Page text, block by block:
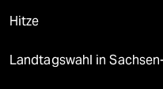
Hitze
Landtagswahl in